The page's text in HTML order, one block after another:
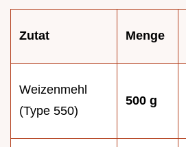
Zutat Menge
Weizenmehl
(Type 550)
500 g